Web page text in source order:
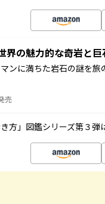
の魅力的な奇岩と
ンに満ちた岩石の謎を旅
売
き方」図鑑シリーズ第３